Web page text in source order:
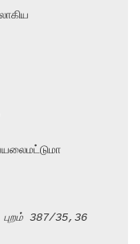
387/35,36